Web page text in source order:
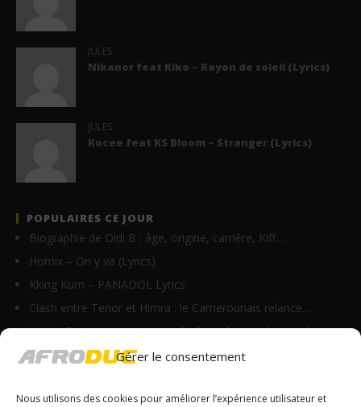
Gérer le consentement
Nous utilisons des cookies pour améliorer l’expérience utilisateur et
JULES
Nikanor feat Kiko – Rayon de soleil (Lyrics)
JULES
Kocee feat KS Bloom – Stranger (Lyrics)
POPULAIRES CE JOUR
Biographie de Didi B : âge, origine, carrière, Kiff…
Homix – On y va (Lyrics)
Kking Kum – PANADOL Lyrics
Clash entre Tenor et Himra : le Camerounais relance…
Vodun Days : vers une nouvelle formule pour le grand…
Nikanor – Jolie (Lyrics)
Anitta – Respira (Lyrics & Traduction)